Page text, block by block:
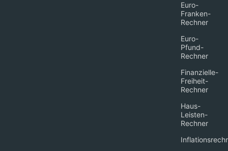
Euro-
Franken-
Rechner
Euro-
Pfund-
Rechner
Finanzielle-
Freiheit-
Rechner
Haus-
Leisten-
Rechner